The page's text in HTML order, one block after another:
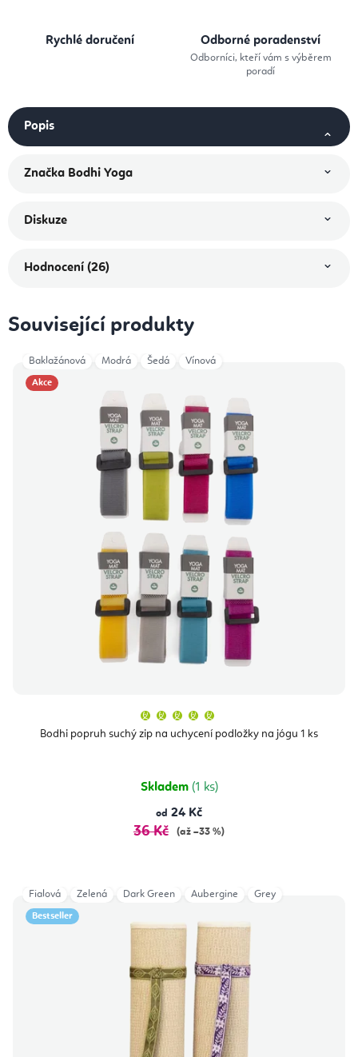
Rychlé doručení Odborné poradenství
Odborníci, kteří vám s výběrem
poradí
Popis
Značka Bodhi Yoga
Diskuze
Hodnocení (26)
Související produkty
Akce
Bodhi popruh suchý zip na uchycení podložky na jógu 1 ks
produktu
je
Skladem (1 ks)
od 24 Kč
36 Kč (až –33 %)
Baklažánová Modrá Šedá Vínová
Bestseller
Fialová Zelená Dark Green Aubergine Grey